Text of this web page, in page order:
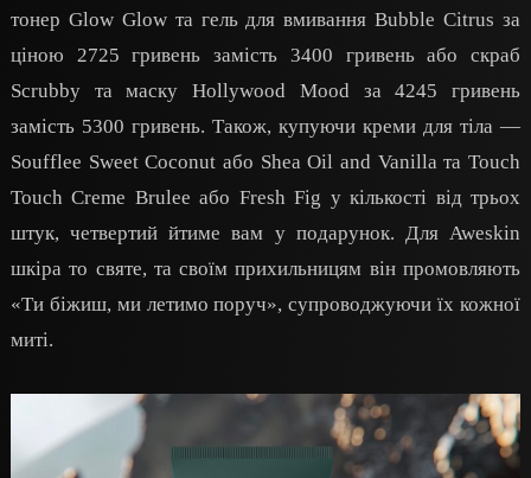
тонер Glow Glow та гель для вмивання Bubble Citrus за
ціною 2725 гривень замість 3400 гривень або скраб
Scrubby та маску Hollywood Mood за 4245 гривень
замість 5300 гривень. Також, купуючи креми для тіла —
Soufflee Sweet Coconut або Shea Oil and Vanilla та Touch
Touch Creme Brulee або Fresh Fig у кількості від трьох
штук, четвертий йтиме вам у подарунок. Для Aweskin
шкіра то святе, та своїм прихильницям він промовляють
«Ти біжиш, ми летимо поруч», супроводжуючи їх кожної
миті.